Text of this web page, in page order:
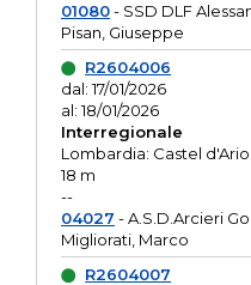
01080- SSD DLF
Pisan, Giuseppe
R2604006
dal: 17/01/2026
al: 18/01/2026
Interregionale
Lombardia: Castel d'Ario
18 m
--
04027 - A.S.D.Arcieri
Migliorati, Marco
R2604007